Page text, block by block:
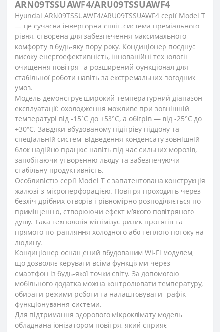
ARN09TSSUAWF4/ARU09TSSUAWF4
Hyundai ARN09TSSUAWF4/ARU09TSSUAWF4 серії Model T
— це сучасна інверторна спліт-система преміального
рівня, створена для забезпечення максимального
комфорту в будь-яку пору року. Кондиціонер поєднує
високу енергоефективність, інноваційні технології
очищення повітря та розширений функціонал для
стабільної роботи навіть за екстремальних погодних
умов.
Модель демонструє широкий температурний діапазон
експлуатації: охолодження можливе при зовнішній
температурі від -15°C до +53°C, а обігрів — від -25°C до
+30°C. Завдяки вбудованому підігріву піддону та
спеціальній системі відведення конденсату зовнішній
блок надійно працює навіть під час сильних морозів,
запобігаючи утворенню льоду та забезпечуючи
стабільну продуктивність.
Особливістю серії Model T є запатентована конструкція
жалюзі з мікроперфорацією. Повітря проходить через
безліч дрібних отворів і рівномірно розподіляється по
приміщенню, створюючи ефект м’якого повітряного
душу. Така технологія мінімізує ризик протягів та
прямого потрапляння холодного або теплого потоку на
людину.
Кондиціонер оснащений вбудованим Wi-Fi модулем,
що дозволяє керувати всіма функціями через
смартфон із будь-якої точки світу. За допомогою
мобільного додатка можна контролювати температуру,
обирати режими роботи та налаштовувати графік
функціонування системи.
Для підтримання здорового мікроклімату модель
обладнана іонізатором повітря, який сприяє